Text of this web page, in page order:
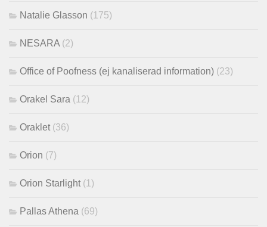
Natalie Glasson (175)
NESARA (2)
Office of Poofness (ej kanaliserad information) (23)
Orakel Sara (12)
Oraklet (36)
Orion (7)
Orion Starlight (1)
Pallas Athena (69)